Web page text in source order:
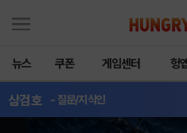
뉴스 쿠폰 게임센터 헝
삼검호 - 질문/지식인